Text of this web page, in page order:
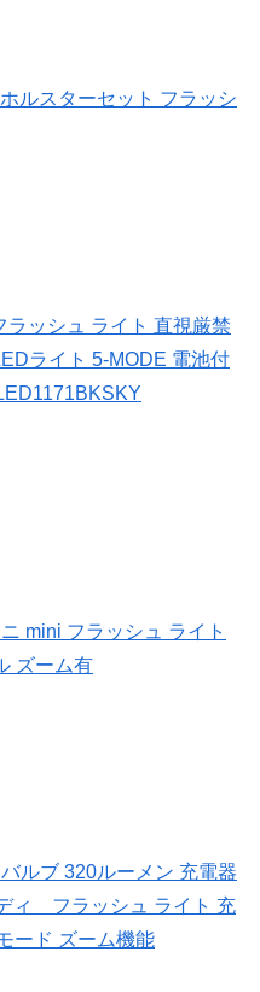
ルスターセット フラッシ
ッシュ ライト 直視厳禁
ライト 5-MODE 電池付
mini フラッシュ ライト
ズーム有
ルブ 320ルーメン 充電器
ィ フラッシュ ライト 充
ード ズーム機能